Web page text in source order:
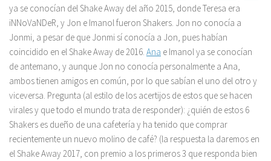
ya se conocían del Shake Away del año 2015, donde Teresa era
iNNoVaNDeR, y Jon e Imanol fueron Shakers. Jon no conocía a
Jonmi, a pesar de que Jonmi sí conocía a Jon, pues habían
coincidido en el Shake Away de 2016. Ana e Imanol ya se conocían
de antemano, y aunque Jon no conocía personalmente a Ana,
ambos tienen amigos en común, por lo que sabían el uno del otro y
viceversa. Pregunta (al estilo de los acertijos de estos que se hacen
virales y que todo el mundo trata de responder): ¿quién de estos 6
Shakers es dueño de una cafetería y ha tenido que comprar
recientemente un nuevo molino de café? (la respuesta la daremos en
el Shake Away 2017, con premio a los primeros 3 que responda bien